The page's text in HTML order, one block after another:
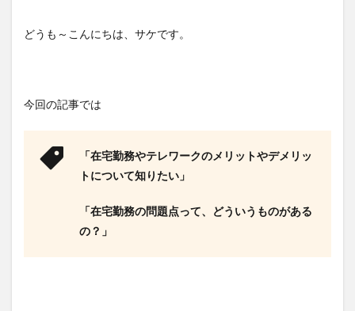
どうも～こんにちは、サケです。
今回の記事では
「在宅勤務やテレワークのメリットやデメリッ
トについて知りたい」
「在宅勤務の問題点って、どういうものがある
の？」